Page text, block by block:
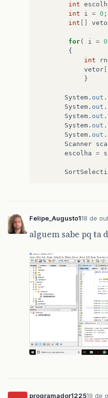
int
int
i = 0 ;
int
for( i = 0
{
int
vetor
}
System . out .
System . out .
System . out .
System . out .
System . out .
Scanner
escolha =
}
}
Felipe_Augusto118 de
alguem sabe pq ta
programador122519 de